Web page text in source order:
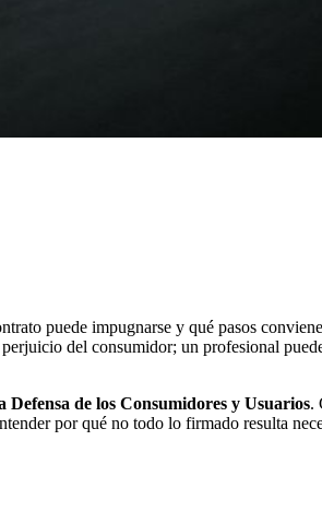
puede impugnarse y qué pasos
del consumidor; un profesional
de los Consumidores y Usuarios.
por qué no todo lo firmado resulta